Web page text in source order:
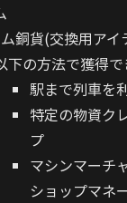
銅貨(交換用アイ
下の方法で獲得
駅まで列車を
特定の物資ク
プ
マシンマーチ
ショップマネ